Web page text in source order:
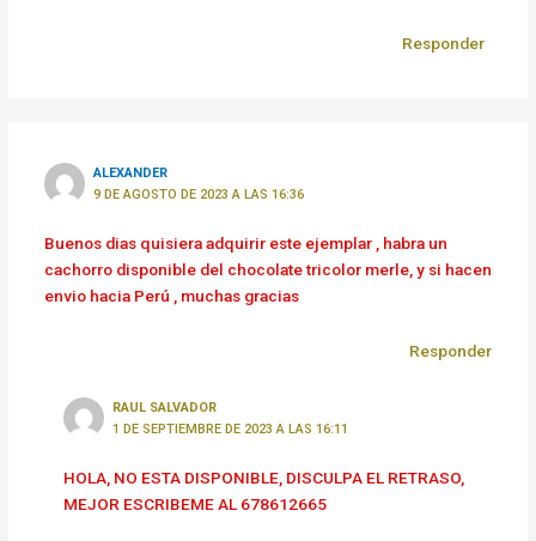
Responder
ALEXANDER
9 DE AGOSTO DE 2023 A LAS 16:36
Buenos dias quisiera adquirir este ejemplar , habra un
cachorro disponible del chocolate tricolor merle, y si hacen
envio hacia Perú , muchas gracias
Responder
RAUL SALVADOR
1 DE SEPTIEMBRE DE 2023 A LAS 16:11
HOLA, NO ESTA DISPONIBLE, DISCULPA EL RETRASO,
MEJOR ESCRIBEME AL 678612665